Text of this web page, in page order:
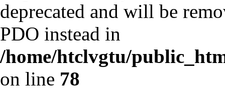
deprecated and will be
PDO instead in
/home/htclvgtu/
on line 78